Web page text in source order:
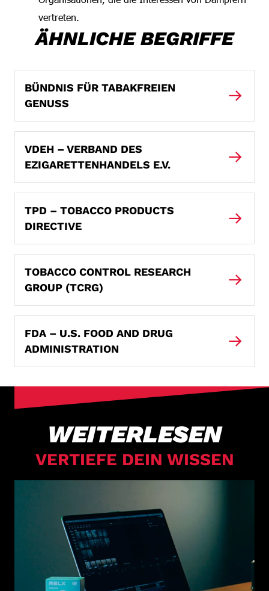
vertreten.
ÄHNLICHE BEGRIFFE
BÜNDNIS FÜR TABAKFREIEN
GENUSS
VDEH – VERBAND DES
EZIGARETTENHANDELS E.V.
TPD – TOBACCO PRODUCTS
DIRECTIVE
TOBACCO CONTROL RESEARCH
GROUP (TCRG)
FDA – U.S. FOOD AND DRUG
ADMINISTRATION
WEITERLESEN
VERTIEFE DEIN WISSEN